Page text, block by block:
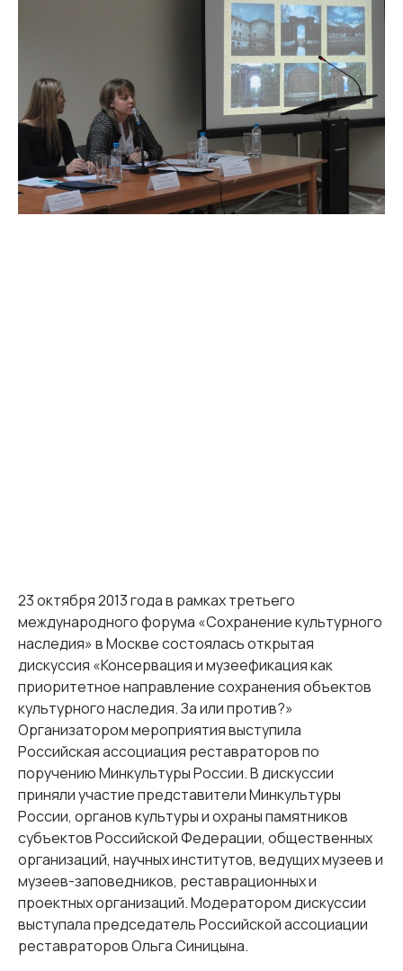
23 октября 2013 года в рамках третьего
международного форума «Сохранение культурного
наследия» в Москве состоялась открытая
дискуссия «Консервация и музеефикация как
приоритетное направление сохранения объектов
культурного наследия. За или против?»
Организатором мероприятия выступила
Российская ассоциация реставраторов по
поручению Минкультуры России. В дискуссии
приняли участие представители Минкультуры
России, органов культуры и охраны памятников
субъектов Российской Федерации, общественных
организаций, научных институтов, ведущих музеев и
музеев-заповедников, реставрационных и
проектных организаций. Модератором дискуссии
выступала председатель Российской ассоциации
реставраторов Ольга Синицына.